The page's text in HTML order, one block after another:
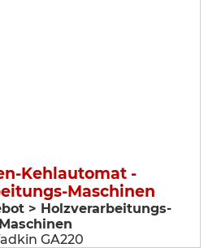
Kehlautomat -
Maschinen
> Holzverarbeitungs-
Maschinen
GA220